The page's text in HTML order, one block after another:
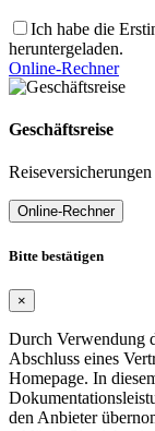
Ich habe die
heruntergeladen.
Online-Rechner
Geschäftsreise
Online-Rechner
Bitte bestätigen
×
Durch Verwendung
Abschluss eines
Homepage. In
den Anbieter